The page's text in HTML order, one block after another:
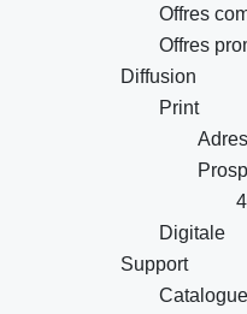
Offres
Offres
Diffusion
Print
Digitale
Support